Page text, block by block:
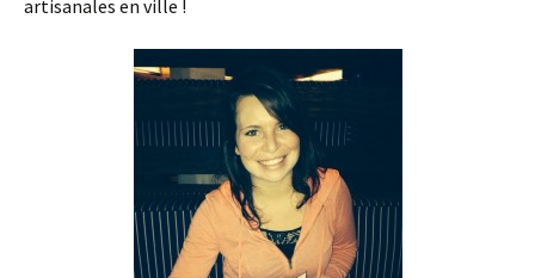
artisanales en ville !